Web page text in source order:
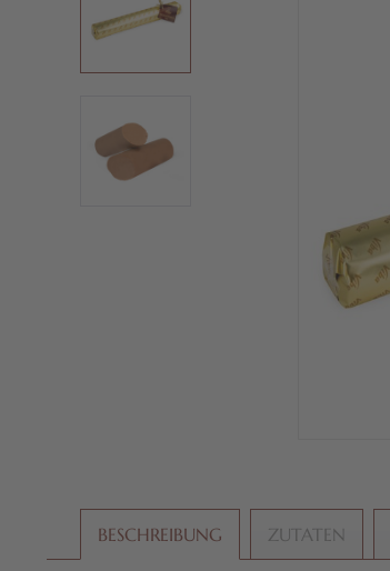
BESCHREIBUNG ZUTATEN